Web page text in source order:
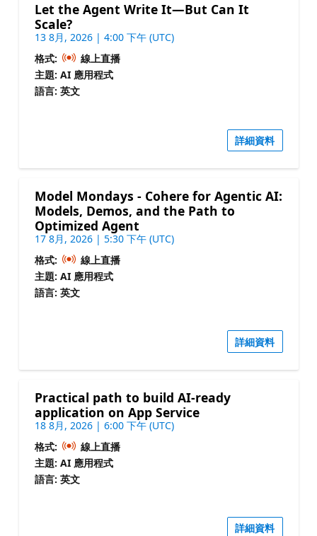
Let the Agent Write It—But Can It
Scale?
13 8月, 2026 | 4:00 下午 (UTC)
格式:
線上直播
主題: AI 應用程式
語言: 英文
詳細資料
Model Mondays - Cohere for Agentic AI:
Models, Demos, and the Path to
Optimized Agent
17 8月, 2026 | 5:30 下午 (UTC)
格式:
線上直播
主題: AI 應用程式
語言: 英文
詳細資料
Practical path to build AI-ready
application on App Service
18 8月, 2026 | 6:00 下午 (UTC)
格式:
線上直播
主題: AI 應用程式
語言: 英文
詳細資料